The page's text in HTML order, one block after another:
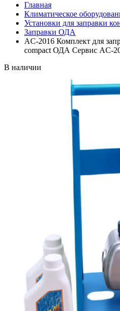
Главная
Климатическое
Установки для заправки
Заправки ОДА
AC-2016 Комплект для
compact ОДА Сервис AC-
В наличии